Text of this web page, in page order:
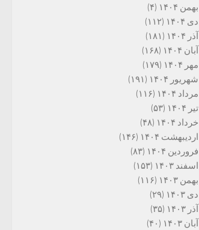
بهمن ۱۴۰۴
(۴)
دی ۱۴۰۴
(۱۱۲)
آذر ۱۴۰۴
(۱۸۱)
آبان ۱۴۰۴
(۱۶۸)
مهر ۱۴۰۴
(۱۷۹)
شهریور ۱۴۰۴
(۱۹۱)
مرداد ۱۴۰۴
(۱۱۶)
تیر ۱۴۰۴
(۵۳)
خرداد ۱۴۰۴
(۴۸)
اردیبهشت ۱۴۰۴
(۱۴۶)
فروردین ۱۴۰۴
(۸۳)
اسفند ۱۴۰۳
(۱۵۳)
بهمن ۱۴۰۳
(۱۱۶)
دی ۱۴۰۳
(۲۹)
آذر ۱۴۰۳
(۳۵)
آبان ۱۴۰۳
(۴۰)